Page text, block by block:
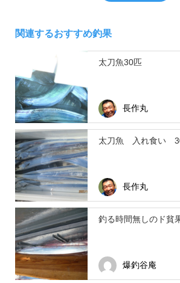
関連するおすすめ釣果
太刀魚30匹
長作丸
太刀魚 入れ食い
長作丸
釣る時間無しのド貧
爆釣谷庵